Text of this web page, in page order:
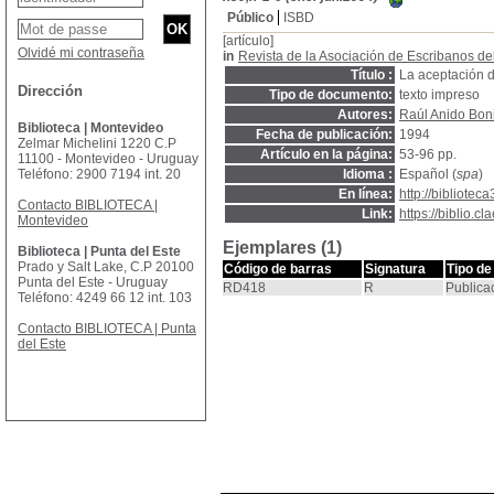
Público
ISBD
[artículo]
in Revista de la Asociación de Escribanos
Título :
La aceptación
Tipo de documento: texto impreso
Autores:
Raúl Anido
Fecha de publicación: 1994
Artículo en la página: 53-96 pp.
Idioma :
Español (spa)
En línea:
http://
Link:
https://
Ejemplares (1)
Código de barras Signatura
Tipo
RD418
R
Olvidé mi contraseña
Dirección
Biblioteca | Montevideo
Zelmar Michelini 1220 C.P
11100 - Montevideo - Uruguay
Teléfono: 2900 7194 int. 20
Contacto BIBLIOTECA |
Montevideo
Biblioteca | Punta del Este
Prado y Salt Lake, C.P 20100
Punta del Este - Uruguay
Teléfono: 4249 66 12 int. 103
Contacto BIBLIOTECA | Punta
del Este